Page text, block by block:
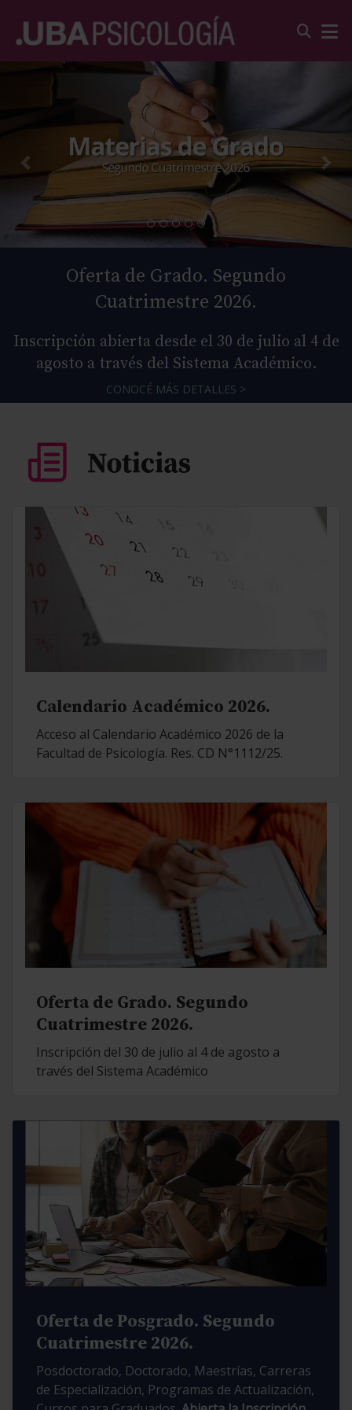
Oferta de Grado. Segundo
Cuatrimestre 2026.
Inscripción abierta desde el 30 de julio al 4 de
agosto a través del Sistema Académico.
CONOCÉ MÁS DETALLES >
Calendario Académico 2026.
Acceso al Calendario Académico 2026 de la
Facultad de Psicología. Res. CD N°1112/25.
Oferta de Grado. Segundo
Cuatrimestre 2026.
Inscripción del 30 de julio al 4 de agosto a
través del Sistema Académico
Oferta de Posgrado. Segundo
Cuatrimestre 2026.
Posdoctorado, Doctorado, Maestrías, Carreras
de Especialización, Programas de Actualización,